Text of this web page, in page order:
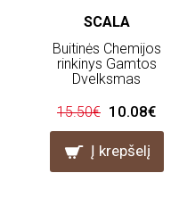
SCALA
Buitinės Chemijos
rinkinys Gamtos
Dvelksmas
15.50€ 10.08€
Į krepšelį